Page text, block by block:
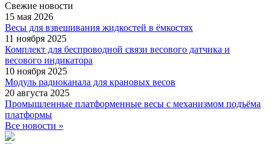
Свежие новости
15 мая 2026
Весы для взвешивания жидкостей в ёмкостях
11 ноября 2025
Комплект для беспроводной связи весового датчика и
весового индикатора
10 ноября 2025
Модуль радиоканала для крановых весов
20 августа 2025
Промышленные платформенные весы с механизмом подъёма
платформы
Все новости »